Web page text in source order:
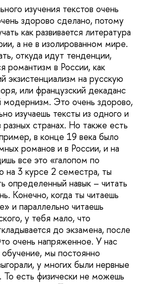
изучения текстов очень
здорово сделано, потому
как развивается литература
а не в изолированном мире.
откуда идут тенденции,
романтизм в России, как
экзистенциализм на русскую
или французский декаданс
модернизм. Это очень здорово,
изучаешь тексты из одного и
странах. Но также есть
в конце 19 века было
романов и в России, и на
все это «галопом по
на 3 курсе 2 семестра, ты
определенный навык – читать
Конечно, когда ты читаешь
и параллельно читаешь
у тебя мало, что
до экзамена, после
очень напряженное. У нас
мы постоянно
у многих были нервные
То есть физически не можешь